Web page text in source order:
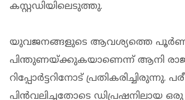
കസ്റ്റഡിയിലെടുത്തു.
യുവജനങ്ങളുടെ ആവശ്യത്തെ
പിന്തുണയ്ക്കുകയാണെന്ന് ആനി
റിപ്പോർട്ടറിനോട് പ്രതികരിച്ചിരുന്നു.
പിൻവലിച്ചതോടെ ഡിപ്രഷനിലായ ഒരു